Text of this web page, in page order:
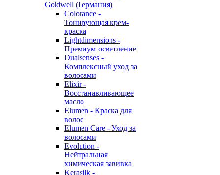
Goldwell (Германия)
Colorance -
Тонирующая крем-
краска
Lightdimensions -
Премиум-осветление
Dualsenses -
Комплексный уход за
волосами
Elixir -
Восстанавливающее
масло
Elumen - Краска для
волос
Elumen Care - Уход за
волосами
Evolution -
Нейтральная
химическая завивка
Kerasilk -